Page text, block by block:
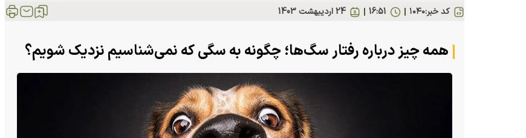
کد خبر:۱۰۴۰ 24 ارديبهشت 1403 16:51
همه چیز درباره رفتار سگ‌ها؛ چگونه به سگی که نمی‌شناسیم نزدیک شویم؟